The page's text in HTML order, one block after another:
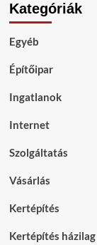
Kategóriák
Egyéb
Építőipar
Ingatlanok
Internet
Szolgáltatás
Vásárlás
Kertépítés
Kertépítés házilag